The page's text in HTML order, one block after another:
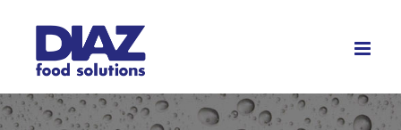
content